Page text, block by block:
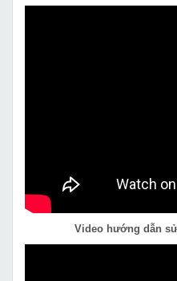
Video hướng dẫn